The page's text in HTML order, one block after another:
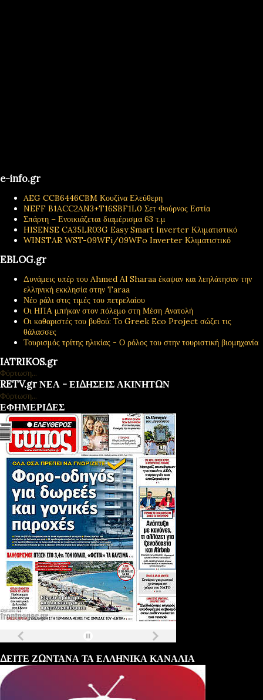
e-info.gr
AEG CCB6446CBM Κουζίνα Ελεύθερη
NEFF B1ACC2AN3+T16SBF1L0 Σετ Φούρνος Εστία
Σπάρτη – Ενοικιάζεται διαμέρισμα 63 τ.μ
HISENSE CA35LR03G Easy Smart Inverter Κλιματιστικό
WINSTAR WST-09WFi/09WFo Inverter Κλιματιστικό
EBLOG.gr
Δυνάμεις υπέρ του Ahmed Al Sharaa έκαψαν και λεηλάτησαν την
ελληνική εκκλησία στην Taraa
Νέο ράλι στις τιμές του πετρελαίου
Οι ΗΠΑ μπήκαν στον πόλεμο στη Μέση Ανατολή
Οι καθαριστές του βυθού: Το Greek Eco Project σώζει τις
θάλασσες
Τουρισμός τρίτης ηλικίας - Ο ρόλος του στην τουριστική βιομηχανία
IATRIKOS.gr
Φόρτωση...
RETV.gr ΝΕΑ - ΕΙΔΗΣΕΙΣ ΑΚΙΝΗΤΩΝ
Φόρτωση...
ΕΦΗΜΕΡΙΔΕΣ
ΔΕΙΤΕ ΖΩΝΤΑΝΑ ΤΑ ΕΛΛΗΝΙΚΑ ΚΑΝΑΛΙΑ